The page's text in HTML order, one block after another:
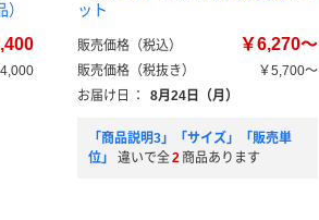
ット
販売価格（税込） ￥6,270～
販売価格（税抜き）
￥5,700～
お届け日
： 8月24日（月）
「商品説明3」「サイズ」「販売単
位」
違いで全2 商品あります